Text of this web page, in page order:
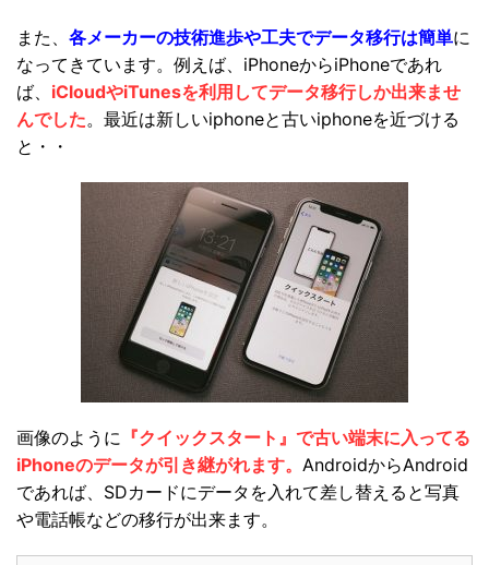
また、 各メーカーの技術進歩や工夫でデータ移行は簡単に
なってきています。例えば、iPhoneからiPhoneであれ
ば、 iCloudやiTunesを利用してデータ移行しか出来ませ
んでした。最近は新しいiphoneと古いiphoneを近づける
と・・
画像のように 『クイックスタート』で古い端末に入ってる
iPhoneのデータが引き継がれます。 AndroidからAndroid
であれば、SDカードにデータを入れて差し替えると写真
や電話帳などの移行が出来ます。